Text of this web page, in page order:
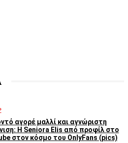
αγορέ μαλλί και αγνώριστη
Η Seniora Elis από προφίλ στο
στον κόσμο του OnlyFans (pics)